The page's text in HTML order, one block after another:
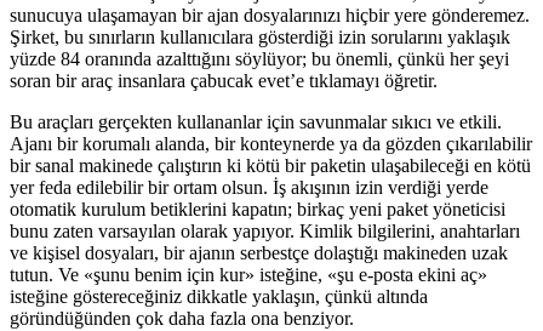
sunucuya ulaşamayan bir ajan dosyalarınızı hiçbir yere gönderemez.
Şirket, bu sınırların kullanıcılara gösterdiği izin sorularını yaklaşık
yüzde 84 oranında azalttığını söylüyor; bu önemli, çünkü her şeyi
soran bir araç insanlara çabucak evet’e tıklamayı öğretir.
Bu araçları gerçekten kullananlar için savunmalar sıkıcı ve etkili.
Ajanı bir korumalı alanda, bir konteynerde ya da gözden çıkarılabilir
bir sanal makinede çalıştırın ki kötü bir paketin ulaşabileceği en kötü
yer feda edilebilir bir ortam olsun. İş akışının izin verdiği yerde
otomatik kurulum betiklerini kapatın; birkaç yeni paket yöneticisi
bunu zaten varsayılan olarak yapıyor. Kimlik bilgilerini, anahtarları
ve kişisel dosyaları, bir ajanın serbestçe dolaştığı makineden uzak
tutun. Ve «şunu benim için kur» isteğine, «şu e-posta ekini aç»
isteğine göstereceğiniz dikkatle yaklaşın, çünkü altında
göründüğünden çok daha fazla ona benziyor.